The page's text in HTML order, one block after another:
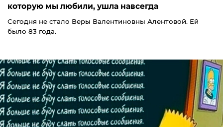
которую мы любили, ушла навсегда
Сегодня не стало Веры Валентиновны Алентовой. Ей
было 83 года.